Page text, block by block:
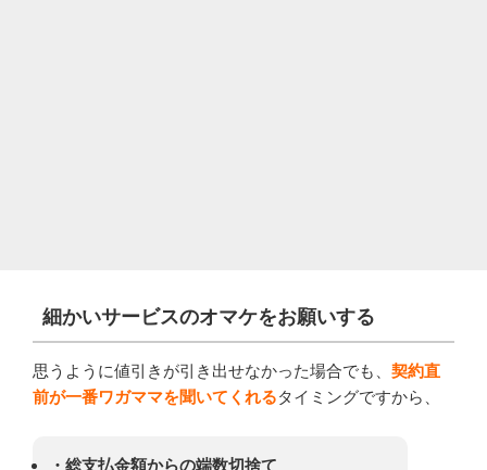
細かいサービスのオマケをお願いする
思うように値引きが引き出せなかった場合でも、 契約直
前が一番ワガママを聞いてくれるタイミングですから、
・総支払金額からの端数切捨て